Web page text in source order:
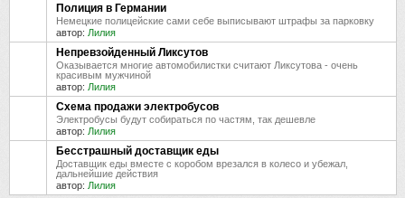
Полиция в Германии
Немецкие полицейские сами себе выписывают штрафы за парковку
автор: Лилия
Непревзойденный Ликсутов
Оказывается многие автомобилистки считают Ликсутова - очень
красивым мужчиной
автор: Лилия
Схема продажи электробусов
Электробусы будут собираться по частям, так дешевле
автор: Лилия
Бесстрашный доставщик еды
Доставщик еды вместе с коробом врезался в колесо и убежал,
дальнейшие действия
автор: Лилия